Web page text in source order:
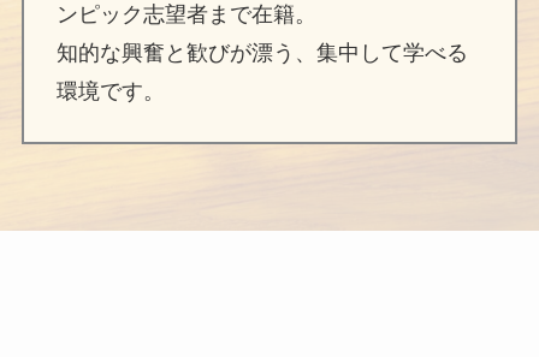
ンピック志望者まで在籍。
知的な興奮と歓びが漂う、集中して学べる
環境です。